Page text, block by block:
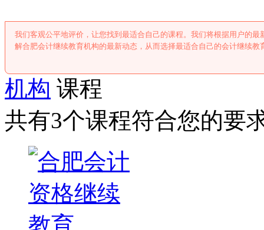
我们客观公平地评价，让您找到最适合自己的课程。我们将根据用户的
解合肥会计继续教育机构的最新动态，从而选择最适合自己的会计继续教
机构 课程
共有3个课程符合您的要